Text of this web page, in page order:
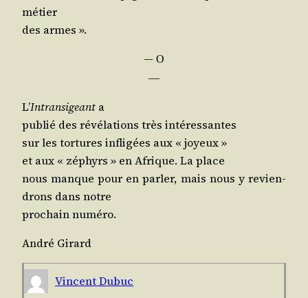
métier
des armes ».
― O
―
L’Intran­si­geant a
publié des révé­la­tions très intéressantes
sur les tor­tures infli­gées aux « joyeux »
et aux « zéphyrs » en Afrique. La place
nous manque pour en par­ler, mais nous y revien­
drons dans notre
pro­chain numéro.
André Girard
Vincent Dubuc